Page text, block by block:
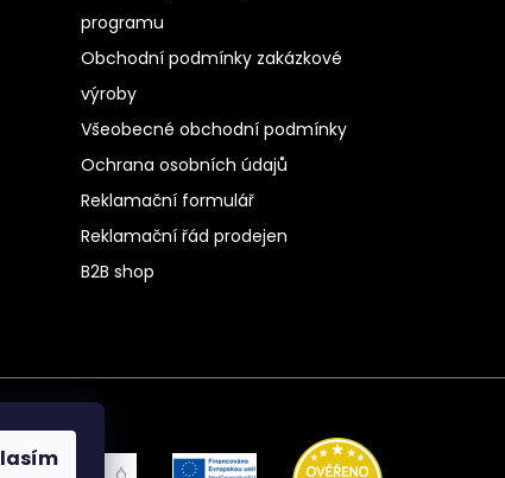
programu
Obchodní podmínky zakázkové
výroby
Všeobecné obchodní podmínky
Ochrana osobních údajů
Reklamační formulář
Reklamační řád prodejen
B2B shop